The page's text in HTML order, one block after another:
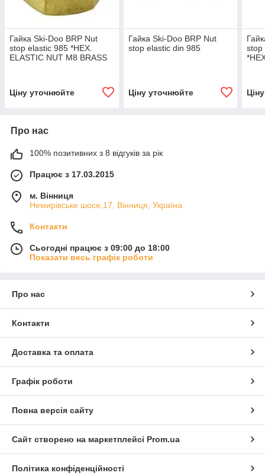
Гайка Ski-Doo BRP Nut
stop elastic 985 *HEX.
ELASTIC NUT M8 BRASS
Ціну уточнюйте
Гайка Ski-Doo BRP Nut
stop elastic din 985
Ціну уточнюйте
stop
Про нас
100% позитивних з 8 відгуків за рік
Працює з 17.03.2015
м. Вінниця
Немирівське шосе,17, Вінниця, Україна
Контакти
Сьогодні працює з 09:00 до 18:00
Показати весь графік роботи
Про нас
Контакти
Доставка та оплата
Графік роботи
Повна версія сайту
Сайт створено на маркетплейсі Prom.ua
Політика конфіденційності